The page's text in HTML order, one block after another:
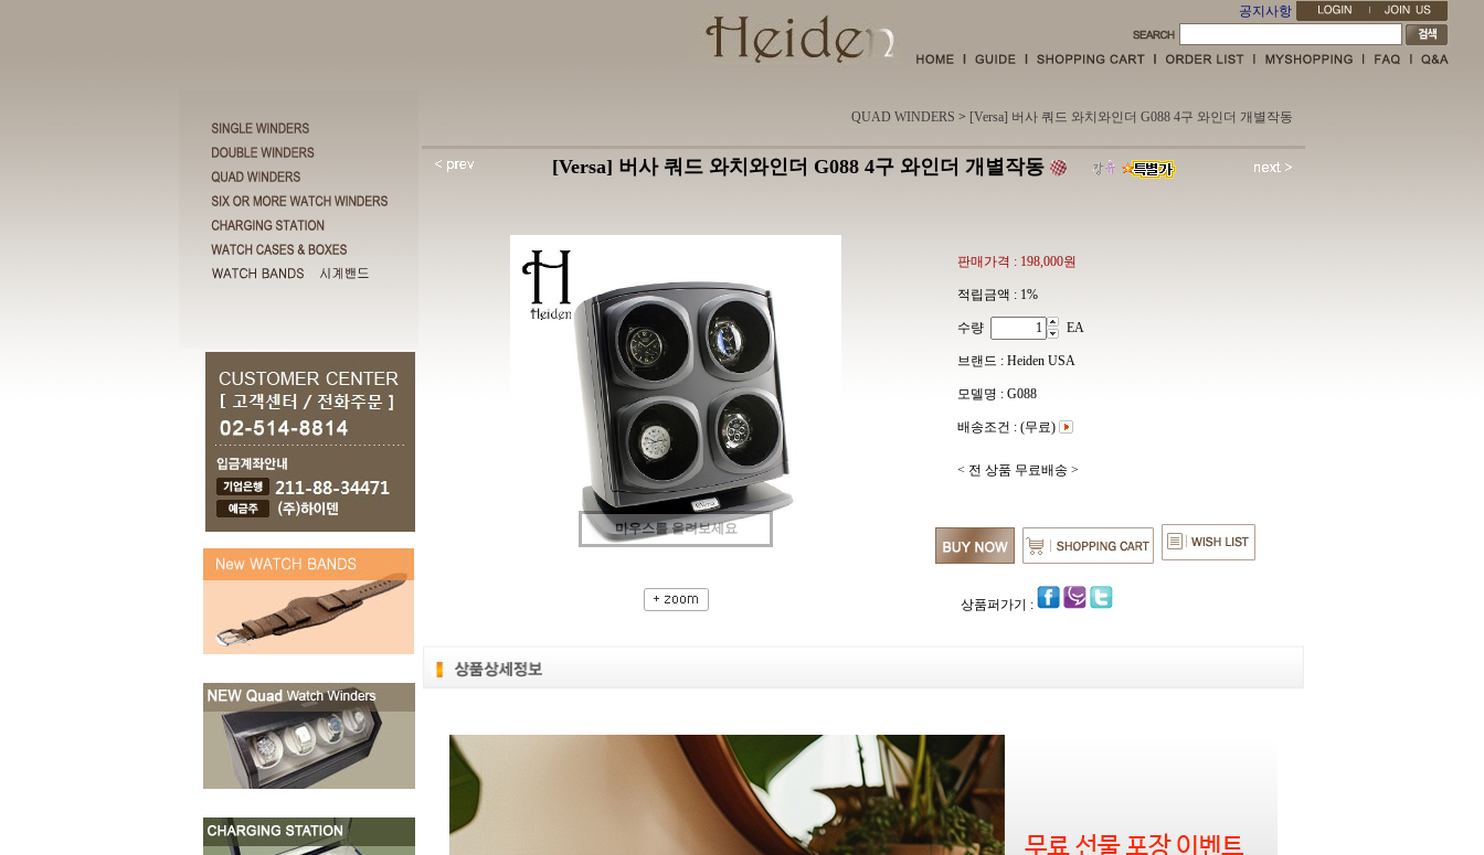
공지사항
QUAD WINDERS > [Versa] 버사 쿼드 와치와인더 G088 4구 와인더 개별작동
[Versa] 버사 쿼드 와치와인더 G088 4구 와인더 개별작동
마우스를 올려보세요
판매가격 : 198,000원
적립금액 : 1%
수량 EA
브랜드 : Heiden USA
모델명 : G088
배송조건 : (무료)
< 전 상품 무료배송 >
상품퍼가기 :